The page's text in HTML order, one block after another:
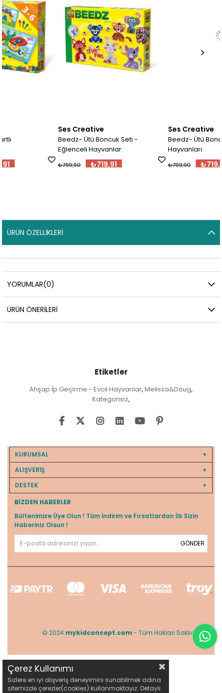
Ses Creative
Beedz- Ütü Boncuk Seti -
Eğlenceli Hayvanlar
₺719,91
Ses Creative
Beedz- Ütü Boncuk Seti -
₺719,91
ÜRÜN ÖZELLIKLERI
YORUMLAR(0)
ÜRÜN ÖNERILERI
Etiketler
Ahşap İp Geçirme - Evcil Hayvanlar, Melissa&Doug,
Kategorisiz,
KURUMSAL
ALIŞVERİŞ
DESTEK
BIZDEN HABERLER
Bültenimize Üye Olun ! Tüm İndirim ve Fırsatlardan İlk Sizin
Haberiniz Olsun !
GÖNDER
© 2024 mykidconcept.com - Tüm Hakları Saklıdır.
Çerez Kullanımı
Sizlere en iyi alışveriş deneyimini sunabilmek adına
sitemizde çerezler(cookies) kullanmaktayız. Detaylı